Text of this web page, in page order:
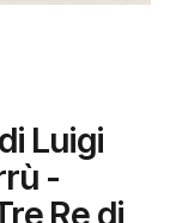
Luigi
-
Re di